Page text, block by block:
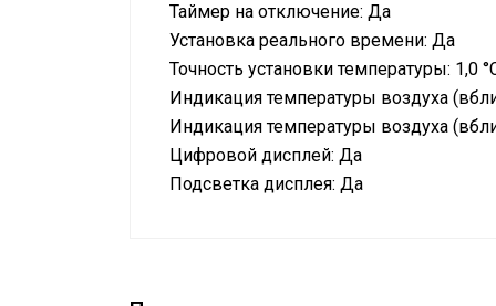
Таймер на отключение: Да
Установка реального времени: Да
Точность установки температуры: 1,0
Индикация температуры воздуха
Индикация температуры воздуха
Цифровой дисплей: Да
Подсветка дисплея: Да